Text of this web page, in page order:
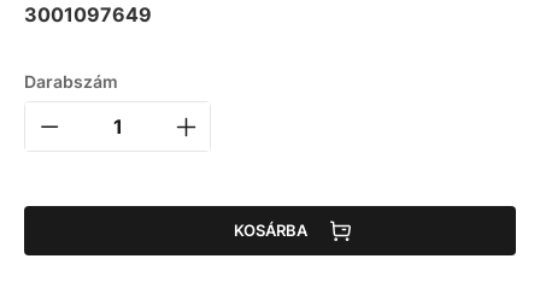
3001097649
Darabszám
KOSÁRBA